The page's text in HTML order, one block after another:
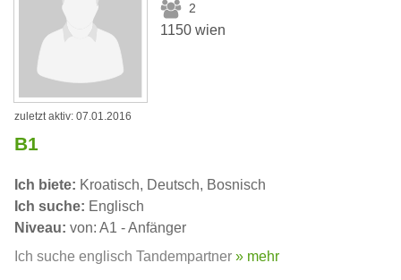
2
1150 wien
zuletzt aktiv: 07.01.2016
B1
Ich biete: Kroatisch, Deutsch, Bosnisch
Ich suche: Englisch
Niveau: von: A1 - Anfänger
Ich suche englisch Tandempartner » mehr